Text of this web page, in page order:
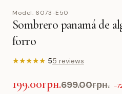
Model: 6073-E50
Sombrero panamá de
forro
★★★★★ 55 reviews
199.00грн.699.00грн. -